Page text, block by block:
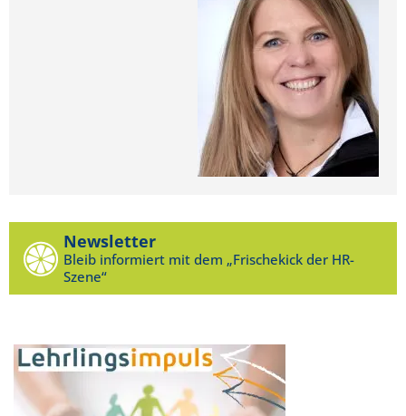
Newsletter
Bleib informiert mit dem „Frischekick der HR-
Szene“